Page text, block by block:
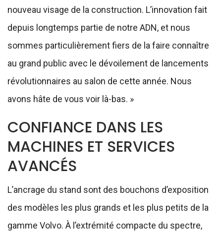
nouveau visage de la construction. L’innovation fait
depuis longtemps partie de notre ADN, et nous
sommes particulièrement fiers de la faire connaître
au grand public avec le dévoilement de lancements
révolutionnaires au salon de cette année. Nous
avons hâte de vous voir là-bas. »
CONFIANCE DANS LES
MACHINES ET SERVICES
AVANCÉS
L’ancrage du stand sont des bouchons d’exposition
des modèles les plus grands et les plus petits de la
gamme Volvo. À l’extrémité compacte du spectre,